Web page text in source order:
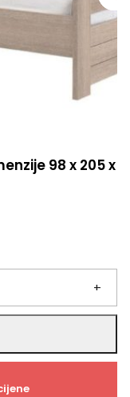
98 x 205 x
+